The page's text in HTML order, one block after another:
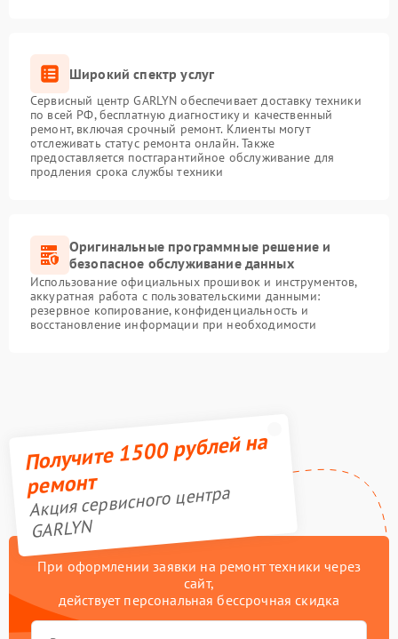
Широкий спектр услуг
Сервисный центр GARLYN обеспечивает доставку техники
по всей РФ, бесплатную диагностику и качественный
ремонт, включая срочный ремонт. Клиенты могут
отслеживать статус ремонта онлайн. Также
предоставляется постгарантийное обслуживание для
продления срока службы техники
Оригинальные программные решение и
безопасное обслуживание данных
Использование официальных прошивок и инструментов,
аккуратная работа с пользовательскими данными:
резервное копирование, конфиденциальность и
восстановление информации при необходимости
Получите 1500 рублей на
ремонт
Акция сервисного центра
GARLYN
При оформлении заявки на ремонт техники через
сайт,
действует персональная бессрочная скидка